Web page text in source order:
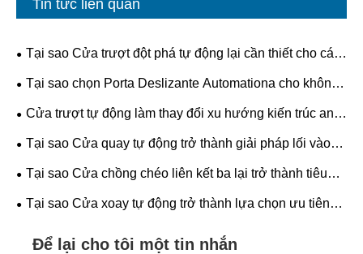
Tin tức liên quan
Tại sao Cửa trượt đột phá tự động lại cần thiết cho các
tòa nhà hiện đại?
Tại sao chọn Porta Deslizante Automationa cho không
gian hiện đại?
Cửa trượt tự động làm thay đổi xu hướng kiến ​​trúc an
toàn, hiệu quả và tương lai như thế nào?
Tại sao Cửa quay tự động trở thành giải pháp lối vào
ưa thích cho các tòa nhà thương mại?
Tại sao Cửa chồng chéo liên kết ba lại trở thành tiêu
chuẩn tương lai cho an toàn và hiệu quả công nghiệp?
Tại sao Cửa xoay tự động trở thành lựa chọn ưu tiên
Để lại cho tôi một tin nhắn